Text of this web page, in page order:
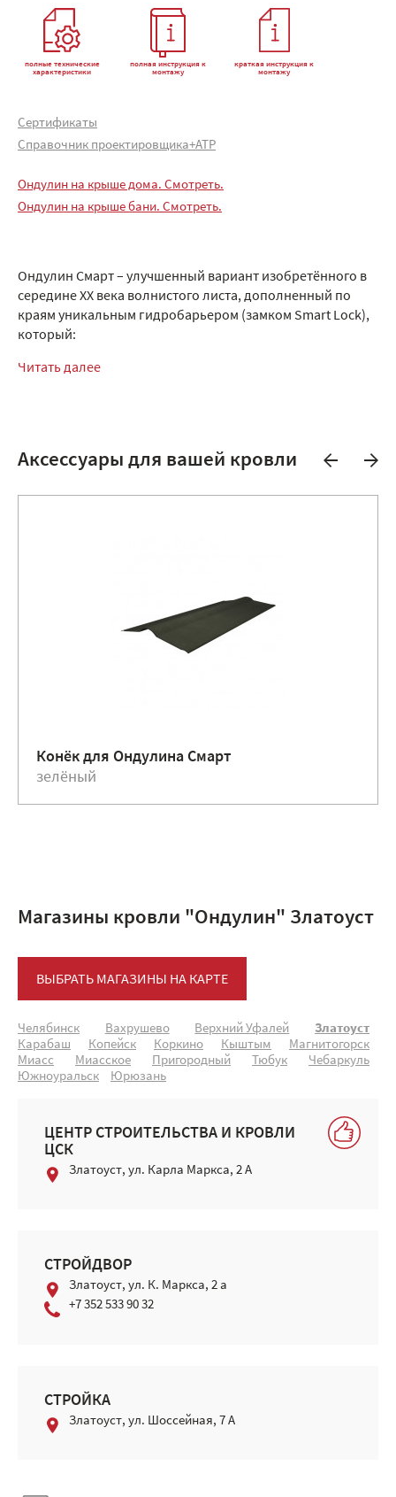
полные технические
характеристики
полная инструкция к
монтажу
краткая инструкция к
монтажу
Сертификаты
Справочник проектировщика+АТР
Ондулин на крыше дома. Смотреть.
Ондулин на крыше бани. Смотреть.
Ондулин Смарт – улучшенный вариант изобретённого в
середине XX века волнистого листа, дополненный по
краям уникальным гидробарьером (замком Smart Lock),
который:
Читать далее
Аксессуары для вашей кровли
Конёк для Ондулина Смарт
зелёный
Магазины кровли "Ондулин" Златоуст
ВЫБРАТЬ МАГАЗИНЫ НА КАРТЕ
Челябинск Вахрушево Верхний Уфалей
Златоуст
Карабаш
Копейск Коркино Кыштым
Магнитогорск
Миасс
Миасское Пригородный Тюбук
Чебаркуль
Южноуральск
Юрюзань
ЦЕНТР СТРОИТЕЛЬСТВА И КРОВЛИ
ЦСК
Златоуст, ул. Карла Маркса, 2 А
СТРОЙДВОР
Златоуст, ул. К. Маркса, 2 а
+7 352 533 90 32
СТРОЙКА
Златоуст, ул. Шоссейная, 7 А